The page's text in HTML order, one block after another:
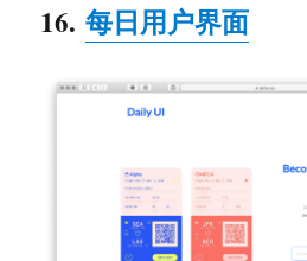
16.每日用户界面